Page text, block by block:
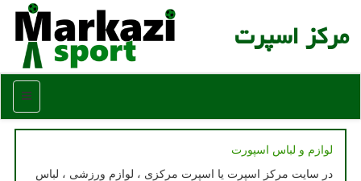
مركز اسپرت
منو
لوازم و لباس اسپورت
در سایت مركز اسپرت یا اسپرت مركزی ، لوازم ورزشی ، لباس